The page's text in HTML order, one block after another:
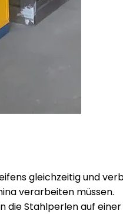
gleichzeitig und
verarbeiten müssen.
Stahlperlen auf einer